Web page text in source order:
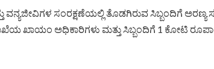
ವನ್ಯಜೀವಿಗಳ ಸಂರಕ್ಷಣೆಯಲ್ಲಿ ತೊಡಗಿರುವ ಸಿಬ್ಬಂದಿಗೆ
ಖಾಯಂ ಅಧಿಕಾರಿಗಳು ಮತ್ತು ಸಿಬ್ಬಂದಿಗೆ 1 ಕೋಟಿ